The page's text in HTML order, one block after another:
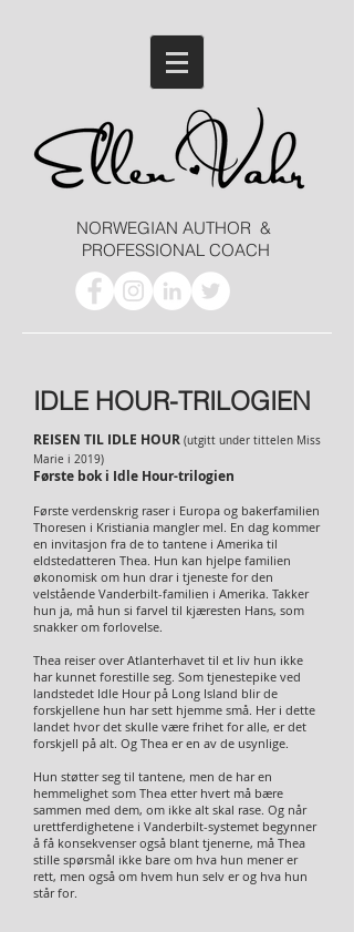
NORWEGIAN AUTHOR &
PROFESSIONAL COACH
IDLE HOUR-TRILOGIEN
REISEN TIL IDLE HOUR (utgitt under tittelen Miss
Marie i 2019)
Første bok i Idle Hour-trilogien
Første verdenskrig raser i Europa og bakerfamilien
Thoresen i Kristiania mangler mel. En dag kommer
en invitasjon fra de to tantene i Amerika til
eldstedatteren Thea. Hun kan hjelpe familien
økonomisk om hun drar i tjeneste for den
velstående Vanderbilt-familien i Amerika. Takker
hun ja, må hun si farvel til kjæresten Hans, som
snakker om forlovelse.
Thea reiser over Atlanterhavet til et liv hun ikke
har kunnet forestille seg. Som tjenestepike ved
landstedet Idle Hour på Long Island blir de
forskjellene hun har sett hjemme små. Her i dette
landet hvor det skulle være frihet for alle, er det
forskjell på alt. Og Thea er en av de usynlige.
Hun støtter seg til tantene, men de har en
hemmelighet som Thea etter hvert må bære
sammen med dem, om ikke alt skal rase. Og når
urettferdighetene i Vanderbilt-systemet begynner
å få konsekvenser også blant tjenerne, må Thea
stille spørsmål ikke bare om hva hun mener er
rett, men også om hvem hun selv er og hva hun
står for.